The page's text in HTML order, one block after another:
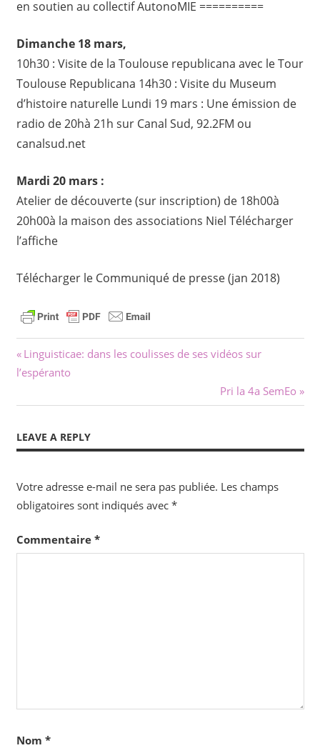
en soutien au collectif AutonoMIE ==========
Dimanche 18 mars,
10h30 : Visite de la Toulouse republicana avec le Tour
Toulouse Republicana 14h30 : Visite du Museum
d’histoire naturelle Lundi 19 mars : Une émission de
radio de 20hà 21h sur Canal Sud, 92.2FM ou
canalsud.net
Mardi 20 mars :
Atelier de découverte (sur inscription) de 18h00à
20h00à la maison des associations Niel Télécharger
l’affiche
Télécharger le Communiqué de presse (jan 2018)
Navigation
de
l’article
Previous
Post:
Linguisticae: dans les coulisses de ses vidéos sur
l’espéranto
Next
Post:
Pri la 4a SemEo
LEAVE A REPLY
Votre adresse e-mail ne sera pas publiée. Les champs
obligatoires sont indiqués avec *
Commentaire *
Nom *